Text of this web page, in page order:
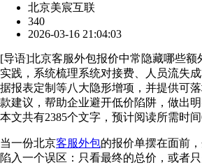
北京美宸互联
340
2026-03-16 21:04:03
[导语]北京客服外包报价中常隐藏哪些额
实践，系统梳理系统对接费、人员流失
据报表定制等八大隐形增项，并提供可
款建议，帮助企业避开低价陷阱，做出明
本文共有2385个文字，预计阅读所需时间
当一份北京客服外包的报价单摆在面前
陷入一个误区：只看最终的总价，或者